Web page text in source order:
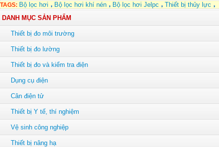
TAGS: Bộ lọc hơi Bộ lọc hơi khí nén Bộ lọc hơi Jelpc
Thiết bị thủy lực
DANH MỤC SẢN PHẨM
Thiết bị đo môi trường
Thiết bị đo lường
Thiết bị đo và kiểm tra điện
Dụng cụ điện
Cân điện tử
Thiết bị Y tế, thí nghiệm
Vệ sinh công nghiệp
Thiết bị nâng hạ